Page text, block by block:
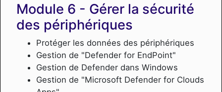
Gérer la sécurité
des périphériques
Protéger les données des périphériques
Gestion de "Defender for EndPoint"
Gestion de Defender dans Windows
Gestion de "Microsoft Defender for Clouds